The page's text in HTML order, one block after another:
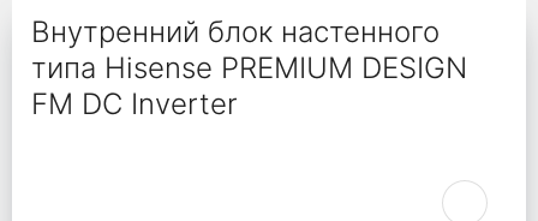
Внутренний блок настенного
типа Hisense PREMIUM DESIGN
FM DC Inverter